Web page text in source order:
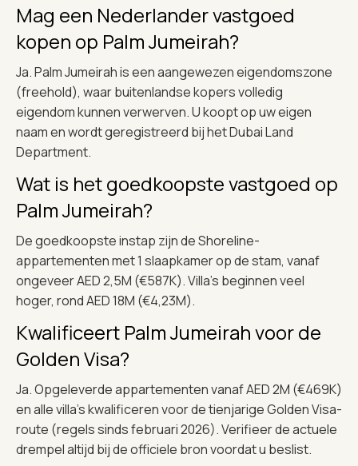
Mag een Nederlander vastgoed
kopen op Palm Jumeirah?
Ja. Palm Jumeirah is een aangewezen eigendomszone
(freehold), waar buitenlandse kopers volledig
eigendom kunnen verwerven. U koopt op uw eigen
naam en wordt geregistreerd bij het Dubai Land
Department.
Wat is het goedkoopste vastgoed op
Palm Jumeirah?
De goedkoopste instap zijn de Shoreline-
appartementen met 1 slaapkamer op de stam, vanaf
ongeveer AED 2,5M (€587K). Villa’s beginnen veel
hoger, rond AED 18M (€4,23M).
Kwalificeert Palm Jumeirah voor de
Golden Visa?
Ja. Opgeleverde appartementen vanaf AED 2M (€469K)
en alle villa’s kwalificeren voor de tienjarige Golden Visa-
route (regels sinds februari 2026). Verifieer de actuele
drempel altijd bij de officiele bron voordat u beslist.